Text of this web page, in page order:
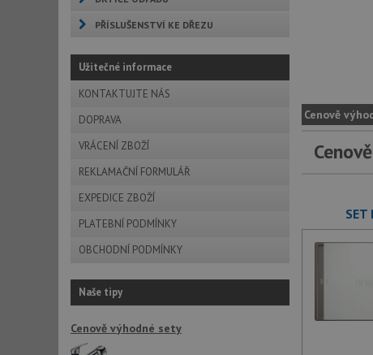
PŘÍSLUŠENSTVÍ KE DŘEZU
Užitečné informace
KONTAKTUJTE NÁS
DOPRAVA
VRÁCENÍ ZBOŽÍ
REKLAMAČNÍ FORMULÁŘ
EXPEDICE ZBOŽÍ
PLATEBNÍ PODMÍNKY
OBCHODNÍ PODMÍNKY
Naše tipy
Cenově výhodné sety
Cenově